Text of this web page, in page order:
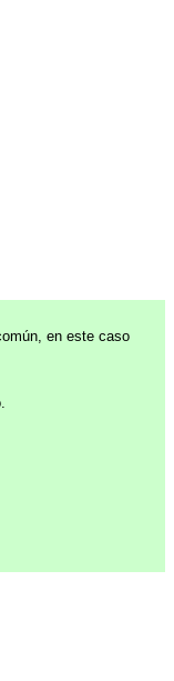
en este caso